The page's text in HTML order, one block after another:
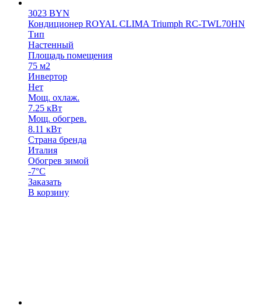
3023 BYN
Кондиционер ROYAL CLIMA Triumph RC-TWL70HN
Тип
Настенный
Площадь помещения
75 м2
Инвертор
Нет
Мощ. охлаж.
7.25 кВт
Мощ. обогрев.
8.11 кВт
Страна бренда
Италия
Обогрев зимой
-7°С
Заказать
В корзину